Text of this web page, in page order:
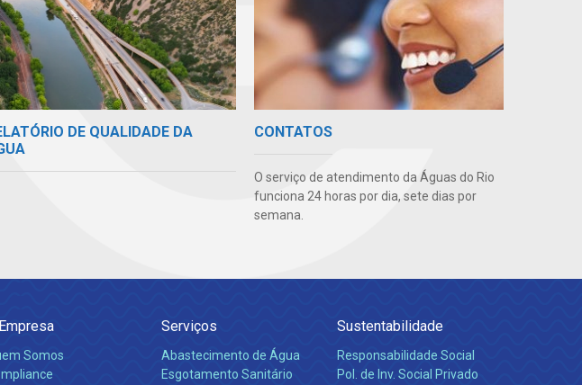
DE QUALIDADE DA
CONTATOS
O serviço de atendimento da Águas do Rio
funciona 24 horas por dia, sete dias por
semana.
Somos
Serviços
Abastecimento de Água
Esgotamento Sanitário
Sustentabilidade
Responsabilidade Social
Pol. de Inv. Social Privado